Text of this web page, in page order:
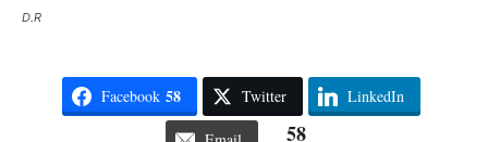
D.R
Facebook 58 Twitter LinkedIn
58